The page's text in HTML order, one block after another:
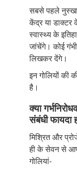
सबसे पहले नुस्खा
केंद्र या
स्वास्थ्य के
जांचेंगे। कोई
लिखकर देंगे।
इन गोलियों की
है।
क्या
संबंधी फायदा
मिश्रित और
ही के सेवन से
गोलियां-